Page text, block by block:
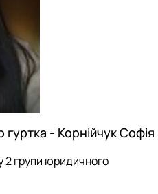
- Корнійчук Софія
2 групи юридичного